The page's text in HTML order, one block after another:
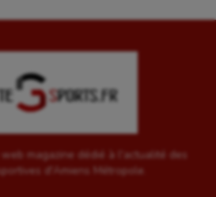
web magazine dédié à l'actualité des
d'Amiens Métropole.